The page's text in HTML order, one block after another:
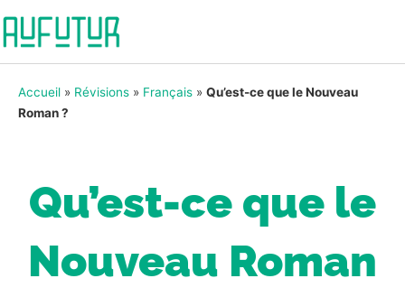
Accueil » Révisions » Français » Qu’est-ce que le Nouveau
Roman ?
Qu’est-ce que le
Nouveau Roman